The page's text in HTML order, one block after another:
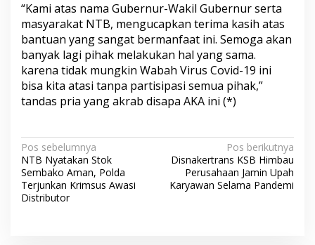
“Kami atas nama Gubernur-Wakil Gubernur serta
masyarakat NTB, mengucapkan terima kasih atas
bantuan yang sangat bermanfaat ini. Semoga akan
banyak lagi pihak melakukan hal yang sama.
karena tidak mungkin Wabah Virus Covid-19 ini
bisa kita atasi tanpa partisipasi semua pihak,”
tandas pria yang akrab disapa AKA ini (*)
N
a
v
Pos sebelumnya
NTB Nyatakan Stok
Sembako Aman, Polda
Terjunkan Krimsus Awasi
Distributor
Pos berikutnya
Disnakertrans KSB Himbau
Perusahaan Jamin Upah
Karyawan Selama Pandemi